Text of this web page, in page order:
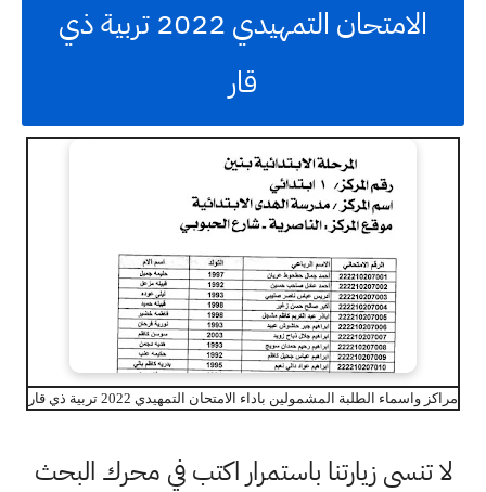
الامتحان التمهيدي 2022 تربية ذي
قار
مراكز واسماء الطلبة المشمولين باداء الامتحان التمهيدي 2022 تربية ذي قار
لا تنسى زيارتنا باستمرار اكتب في محرك البحث